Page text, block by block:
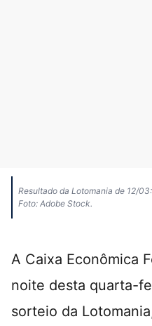
Resultado da Lotomania de 12/
Foto: Adobe Stock.
A Caixa Econômica Federal realizou na
noite desta quarta-
sorteio da